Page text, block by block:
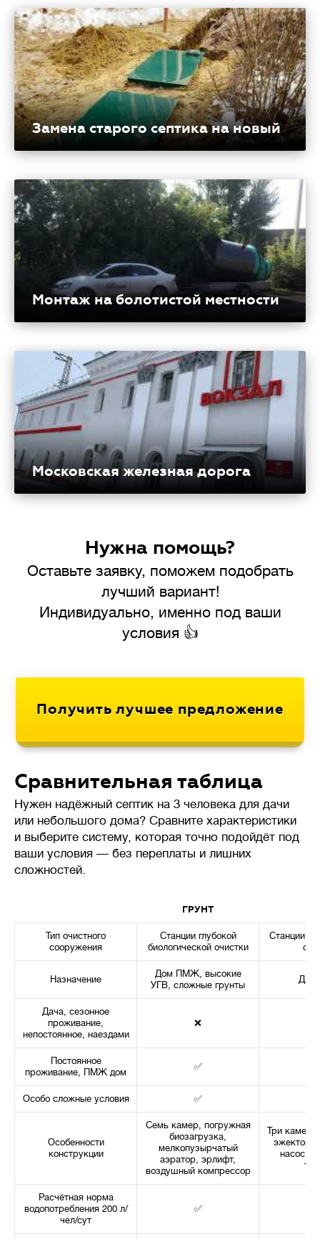
Замена старого септика на новый
Монтаж на болотистой местности
Московская железная дорога
Нужна помощь?
Оставьте заявку, поможем подобрать
лучший вариант!
Индивидуально, именно под ваши
условия 👍
Сравнительная таблица
Нужен надёжный септик на 3 человека для дачи
или небольшого дома? Сравните характеристики
и выберите систему, которая точно подойдёт под
ваши условия — без переплаты и лишних
сложностей.
ГРУНТ
Тип очистного
сооружения
Станции глубокой
биологической очистки
Станции
Назначение
Дом ПМЖ, высокие
УГВ, сложные грунты
Дача, сезонное
проживание,
непостоянное, наездами
❌
Постоянное
проживание, ПМЖ дом
✅
Особо сложные условия ✅
Особенности
конструкции
Семь камер, погружная
биозагрузка,
мелкопузырчатый
аэратор, эрлифт,
воздушный компрессор
Три
насос
Расчётная норма
водопотребления 200 л/
чел/сут
✅